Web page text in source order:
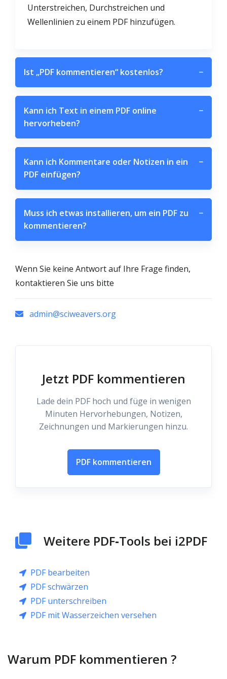
Unterstreichen, Durchstreichen und
Wellenlinien zu einem PDF hinzufügen.
Ist „PDF kommentieren“ kostenlos? −
Kann ich Text in einem PDF online
hervorheben?
−
Kann ich Kommentare oder Notizen in ein
PDF einfügen?
−
Muss ich etwas installieren, um ein PDF zu
kommentieren?
−
Wenn Sie keine Antwort auf Ihre Frage finden,
kontaktieren Sie uns bitte
admin@sciweavers.org
Jetzt PDF kommentieren
Lade dein PDF hoch und füge in wenigen
Minuten Hervorhebungen, Notizen,
Zeichnungen und Markierungen hinzu.
PDF kommentieren
Weitere PDF‑Tools bei i2PDF
PDF bearbeiten
PDF schwärzen
PDF unterschreiben
PDF mit Wasserzeichen versehen
Warum PDF kommentieren ?